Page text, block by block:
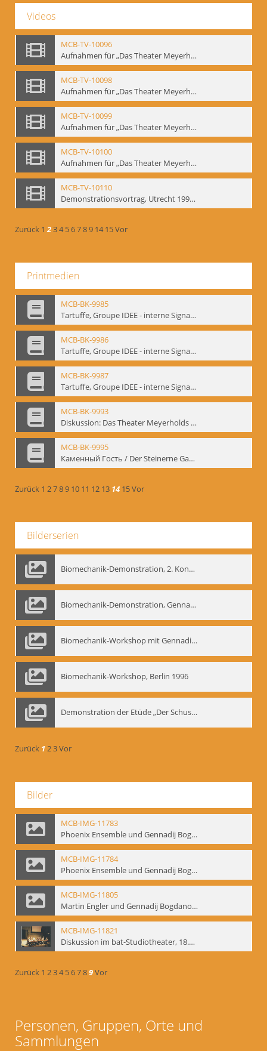
Videos
MCB-TV-10096
Aufnahmen für „Das Theater Meyerholds und die Biomechanik“ (6). Biomechanische Grundelemente und szenische Umsetzung, Ausschnitt 2 - Interne Signatur: BM-vid-6_A2
MCB-TV-10098
Aufnahmen für „Das Theater Meyerholds und die Biomechanik“ (7). Biomechanische Etüden – Detailstudien, Ausschnitt 1 - Interne Signatur: BM-vid-7_A1
MCB-TV-10099
Aufnahmen für „Das Theater Meyerholds und die Biomechanik“ (7). Biomechanische Etüden – Detailstudien, Ausschnitt 2 - Interne Signatur: BM-vid-7_A2
MCB-TV-10100
Aufnahmen für „Das Theater Meyerholds und die Biomechanik“ (7). Biomechanische Etüden – Detailstudien, Ausschnitt 3 - Interne Signatur: BM-vid-7_A3
MCB-TV-10110
Demonstrationsvortrag, Utrecht 1991 (1) - Interne Signatur: BM-vid-17
Zurück 1 234 56789 14 15Vor
Printmedien
MCB-BK-9985
Tartuffe, Groupe IDEE - interne Signatur: BM-prt-192
MCB-BK-9986
Tartuffe, Groupe IDEE - interne Signatur: BM-prt-193
MCB-BK-9987
Tartuffe, Groupe IDEE - interne Signatur: BM-prt-194
MCB-BK-9993
Diskussion: Das Theater Meyerholds und die Biomechanik, 18.09.1995 - interne Signatur: BM-prt-200
MCB-BK-9995
Каменный Гость / Der Steinerne Gast - interne Signatur: BM-prt-202
Zurück 1 2789 10 11 12 13 14 15Vor
Bilderserien
Biomechanik-Demonstration, 2. Kongress der EMF, Mai 1995
Biomechanik-Demonstration, Gennadij Bogdanow im Berliner Ensemble, 04.10.1991
Biomechanik-Workshop mit Gennadij Nikolajewitsch Bogdanow im Mime Centrum Berlin, 1991
Biomechanik-Workshop, Berlin 1996
Demonstration der Etüde „Der Schuss mit dem Bogen“ durch Gennadij Nikolajewitsch Bogdanow, Berlin 1991
Zurück 123Vor
Bilder
MCB-IMG-11783
Phoenix Ensemble und Gennadij Bogdanow; BM-img-105-9
MCB-IMG-11784
Phoenix Ensemble und Gennadij Bogdanow; BM-img-105-10
MCB-IMG-11805
Martin Engler und Gennadij Bogdanow; BM-img-113
MCB-IMG-11821
Diskussion im bat-Studiotheater, 18.09.1995; BM-img-127-3
Zurück 1 234 56789Vor
Personen, Gruppen, Orte und
Sammlungen